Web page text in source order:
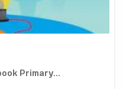
Primary...